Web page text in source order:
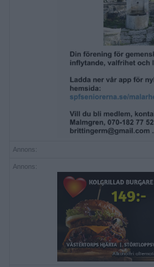
Annons:
Annons: